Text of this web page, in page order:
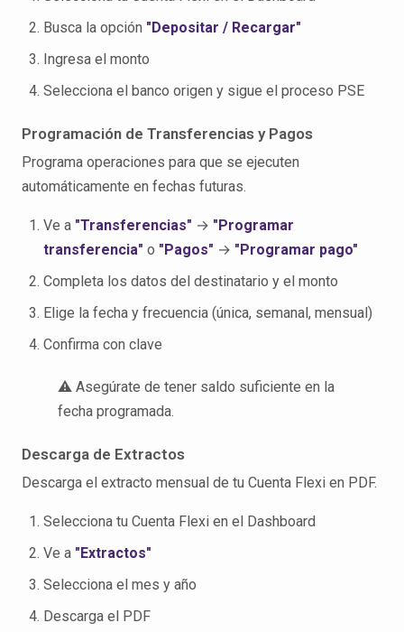
Busca la opción "Depositar / Recargar"
Ingresa el monto
Selecciona el banco origen y sigue el proceso PSE
Programación de Transferencias y Pagos
Programa operaciones para que se ejecuten
automáticamente en fechas futuras.
Ve a "Transferencias" → "Programar
transferencia" o "Pagos" → "Programar pago"
Completa los datos del destinatario y el monto
Elige la fecha y frecuencia (única, semanal, mensual)
Confirma con clave
⚠️ Asegúrate de tener saldo suficiente en la
fecha programada.
Descarga de Extractos
Descarga el extracto mensual de tu Cuenta Flexi en PDF.
Selecciona tu Cuenta Flexi en el Dashboard
Ve a "Extractos"
Selecciona el mes y año
Descarga el PDF